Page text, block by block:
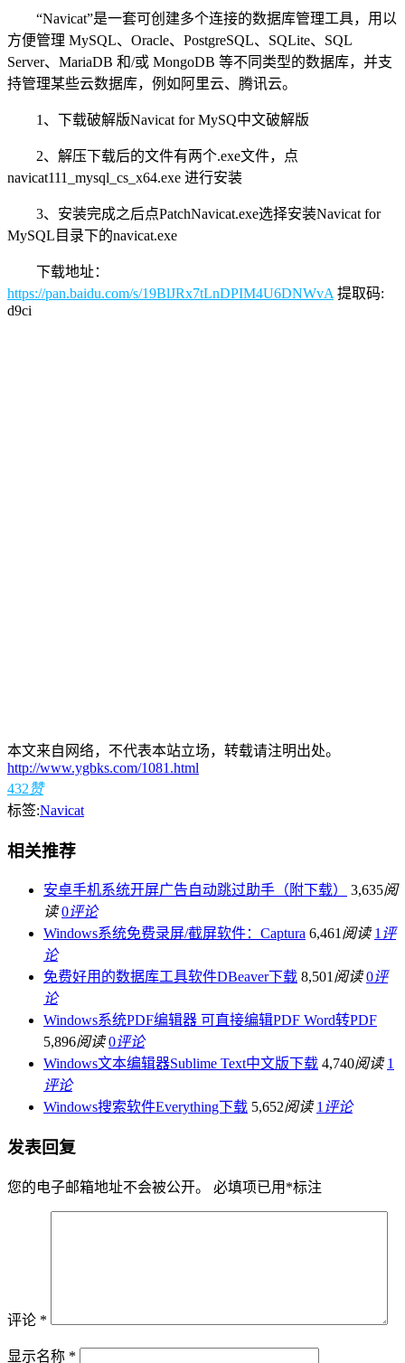
“Navicat”是一套可创建多个连接的数据库管理工具，用以
方便管理 MySQL、Oracle、PostgreSQL、SQLite、SQL
Server、MariaDB 和/或 MongoDB 等不同类型的数据库，并支
持管理某些云数据库，例如阿里云、‎腾讯云。
1、下载破解版Navicat for MySQ中文破解版
2、解压下载后的文件有两个.exe文件，点
navicat111_mysql_cs_x64.exe 进行安装
3、安装完成之后点PatchNavicat.exe选择安装Navicat for
MySQL目录下的navicat.exe
下载地址：
https://pan.baidu.com/s/19BlJRx7tLnDPIM4U6DNWvA 提取码:
d9ci
本文来自网络，不代表本站立场，转载请注明出处。
http://www.ygbks.com/1081.html
432赞
标签:Navicat
相关推荐
安卓手机系统开屏广告自动跳过助手（附下载） 3,635阅
读 0评论
Windows系统免费录屏/截屏软件：Captura 6,461 阅读 1 评
论
免费好用的数据库工具软件DBeaver下载 8,501 阅读 0评
论
Windows系统PDF编辑器 可直接编辑PDF Word转PDF
5,896阅读 0评论
Windows文本编辑器Sublime Text中文版下载 4,740阅读 1
评论
Windows搜索软件Everything下载 5,652阅读 1 评论
发表回复
您的电子邮箱地址不会被公开。 必填项已用 *标注
评论 *
显示名称 *